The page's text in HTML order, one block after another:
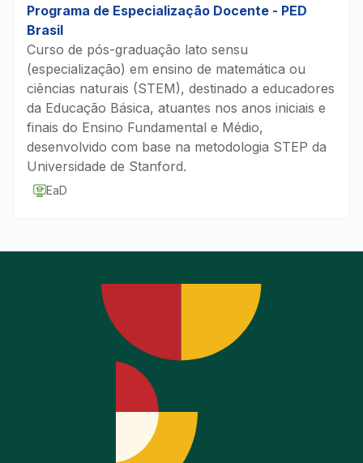
Programa de Especialização Docente - PED
Brasil
Curso de pós-graduação lato sensu
(especialização) em ensino de matemática ou
ciências naturais (STEM), destinado a educadores
da Educação Básica, atuantes nos anos iniciais e
finais do Ensino Fundamental e Médio,
desenvolvido com base na metodologia STEP da
Universidade de Stanford.
EaD